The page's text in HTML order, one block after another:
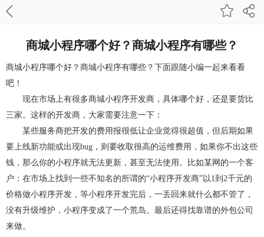
商城小程序哪个好？商城小程序有哪些？
商城小程序哪个好？商城小程序有哪些？下面跟随小编一起来看看
吧！
现在市场上有很多商城小程序开发商，具体哪个好，还是要货比
三家。这样的开发商，大家需要注意一下：
某些服务商把开发的费用报很低让企业觉得很超值，但后期如果
要上线新功能或出现bug，则要收取很高的运维费用，如果你不出这些
钱，那么你的小程序就无法更新，甚至无法使用。比如某网的一个客
户：在市场上找到一些不知名的所谓的“小程序开发商”以1到2千元的
价格做小程序开发，等小程序开发完后，一丢回来就什么都不管了，
没有升级维护，小程序变成了一个荒岛。最后还得找靠谱的外包公司
来做。